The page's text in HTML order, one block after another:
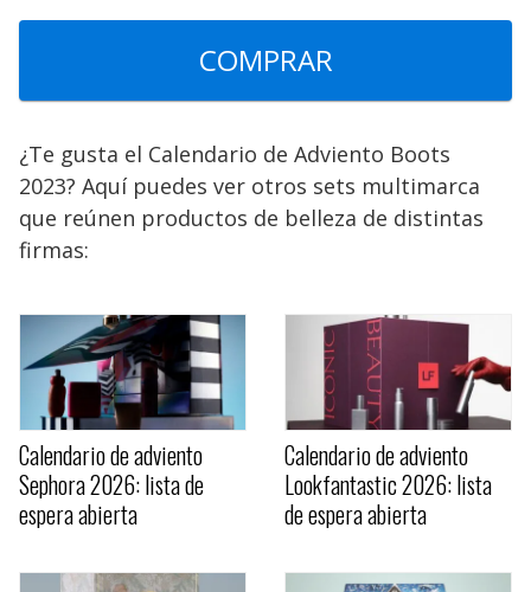
COMPRAR
¿Te gusta el Calendario de Adviento Boots
2023? Aquí puedes ver otros sets multimarca
que reúnen productos de belleza de distintas
firmas:
Calendario de adviento
Sephora 2026: lista de
espera abierta
Calendario de adviento
Lookfantastic 2026: lista
de espera abierta